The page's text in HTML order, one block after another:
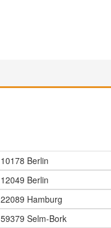
10178 Berlin
12049 Berlin
22089 Hamburg
59379 Selm-Bork